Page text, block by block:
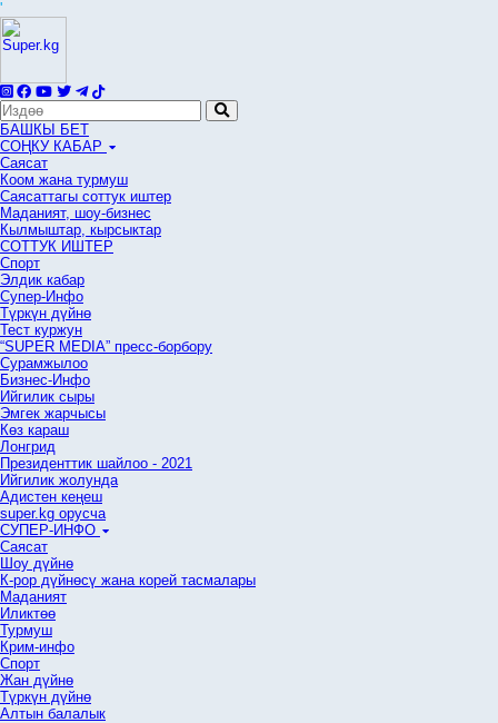
'
БАШКЫ БЕТ
СОҢКУ КАБАР
Саясат
Коом жана турмуш
Саясаттагы соттук иштер
Маданият, шоу-бизнес
Кылмыштар, кырсыктар
СОТТУК ИШТЕР
Спорт
Элдик кабар
Супер-Инфо
Түркүн дүйнө
Тест куржун
“SUPER MEDIA” пресс-борбору
Сурамжылоо
Бизнес-Инфо
Ийгилик сыры
Эмгек жарчысы
Көз караш
Лонгрид
Президенттик шайлоо - 2021
Ийгилик жолунда
Адистен кеңеш
super.kg орусча
СУПЕР-ИНФО
Саясат
Шоу дүйнө
К-рор дүйнөсү жана корей тасмалары
Маданият
Иликтөө
Турмуш
Крим-инфо
Спорт
Жан дүйнө
Түркүн дүйнө
Алтын балалык